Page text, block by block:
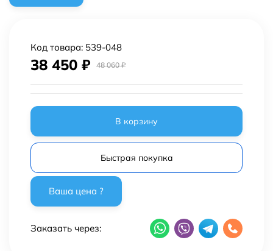
Код товара: 539-048
38 450 ₽ 48 060₽
В корзину
Быстрая покупка
Заказать через: